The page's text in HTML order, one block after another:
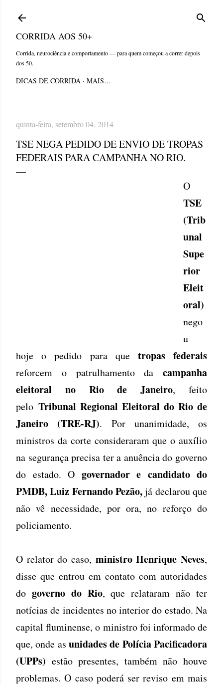
CORRIDA AOS 50+
Corrida, neurociência e comportamento — para quem começou a correr depois
dos 50.
DICAS DE CORRIDA MAIS…
quinta-feira, setembro 04, 2014
TSE NEGA PEDIDO DE ENVIO DE TROPAS
FEDERAIS PARA CAMPANHA NO RIO.
O
TSE
(Trib
unal
Supe
rior
Eleit
oral)
nego
u
hoje o pedido para que tropas federais
reforcem o patrulhamento da campanha
eleitoral no Rio de Janeiro, feito
pelo Tribunal Regional Eleitoral do Rio de
Janeiro (TRE-RJ). Por unanimidade, os
ministros da corte consideraram que o auxílio
na segurança precisa ter a anuência do governo
do estado. O governador e candidato do
PMDB, Luiz Fernando Pezão,já declarou que
não vê necessidade, por ora, no reforço do
policiamento.
O relator do caso, ministro Henrique Neves,
disse que entrou em contato com autoridades
do governo do Rio, que relataram não ter
notícias de incidentes no interior do estado. Na
capital fluminense, o ministro foi informado de
que, onde as unidades de Polícia Pacificadora
(UPPs) estão presentes, também não houve
problemas. O caso poderá ser reviso em mais